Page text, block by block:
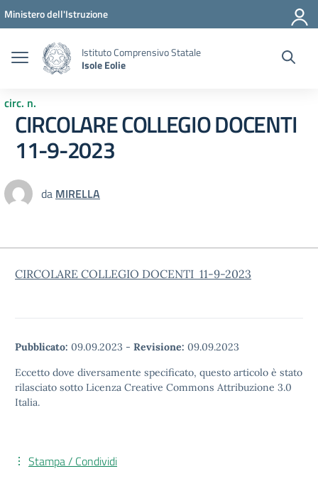
Vai ai contenuti
Vai al menu di navigazione
Vai al footer
Ministero dell'Istruzione
Istituto Comprensivo Statale
Isole Eolie
circ. n.
CIRCOLARE COLLEGIO DOCENTI
11-9-2023
da MIRELLA
CIRCOLARE COLLEGIO DOCENTI 11-9-2023
Pubblicato: 09.09.2023 - Revisione: 09.09.2023
Eccetto dove diversamente specificato, questo articolo è stato
rilasciato sotto Licenza Creative Commons Attribuzione 3.0
Italia.
Stampa / Condividi